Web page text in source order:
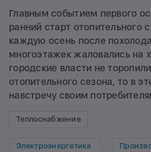
Главным событием первого
ранний старт отопительного
каждую осень после
многоэтажек жаловались на
городские власти не
отопительного сезона, то в
навстречу своим
Теплоснабжение
Электроэнергетика